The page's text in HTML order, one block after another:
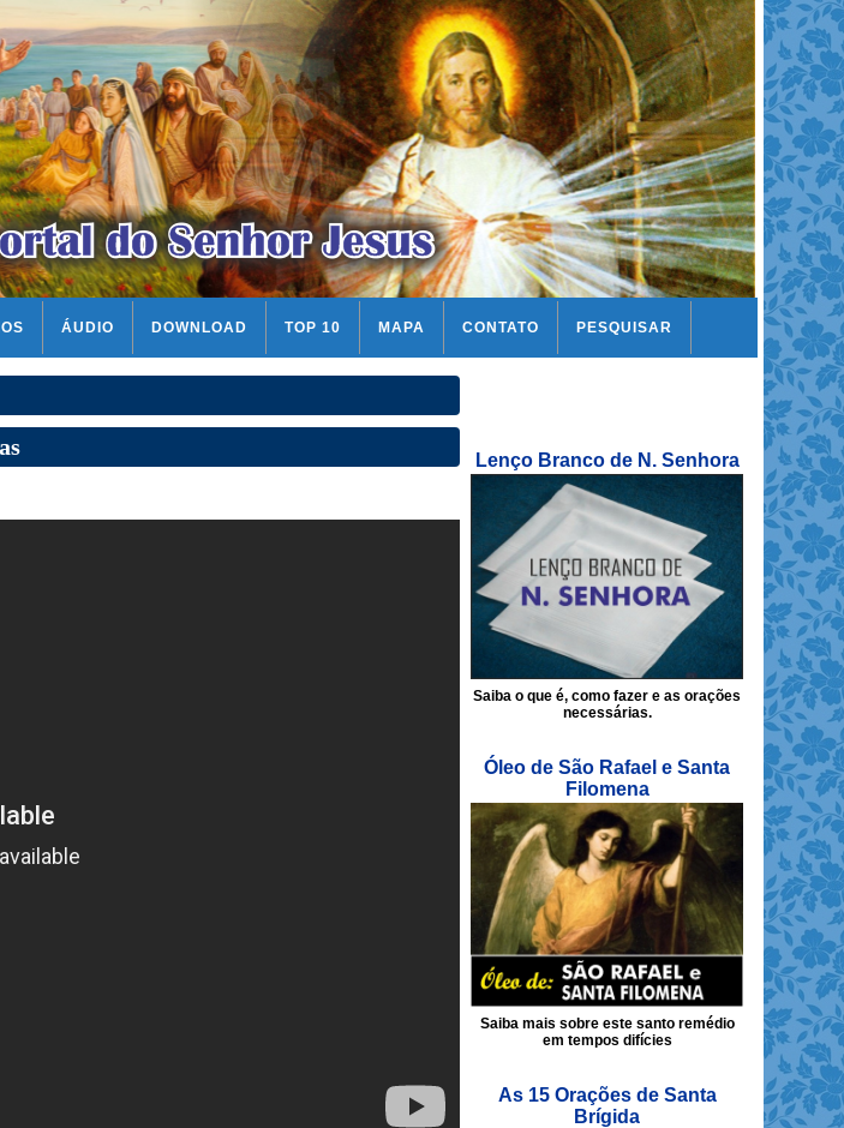
ÁUDIO DOWNLOAD TOP 10 MAPA CONTATO PESQUISAR
Lenço Branco de N. Senhora
Saiba o que é, como fazer e as orações
necessárias.
Óleo de São Rafael e Santa
Filomena
Saiba mais sobre este santo remédio
em tempos difícies
As 15 Orações de Santa
Brígida